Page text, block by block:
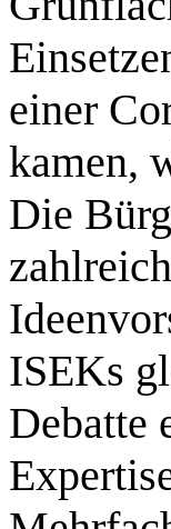
einer
kamen,
Die
ISEKs
Debatte